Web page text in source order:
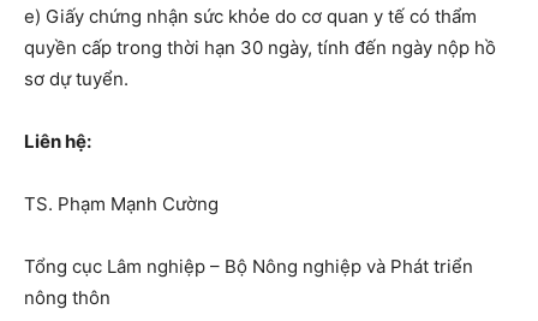
e) Giấy chứng nhận sức khỏe do cơ quan y tế có thẩm
quyền cấp trong thời hạn 30 ngày, tính đến ngày nộp hồ
sơ dự tuyển.
Liên hệ:
TS. Phạm Mạnh Cường
Tổng cục Lâm nghiệp – Bộ Nông nghiệp và Phát triển
nông thôn